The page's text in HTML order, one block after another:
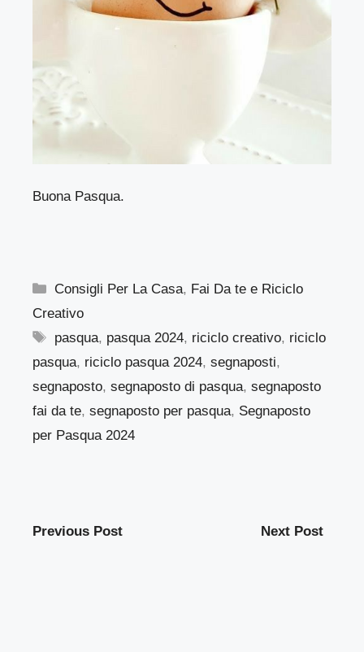
Buona Pasqua.
Categorie
Consigli Per La Casa, Fai Da te e Riciclo
Creativo
Tag
pasqua, pasqua 2024, riciclo creativo, riciclo
pasqua, riciclo pasqua 2024, segnaposti,
segnaposto, segnaposto di pasqua, segnaposto
fai da te, segnaposto per pasqua, Segnaposto
per Pasqua 2024
Previous Post Next Post